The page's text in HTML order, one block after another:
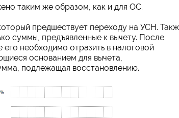
таким же образом, как и для ОС.
предшествует переходу на УСН.
суммы, предъявленные к вычету. После
необходимо отразить в налоговой
основанием для вычета,
подлежащая восстановлению.